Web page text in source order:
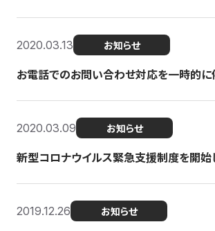
2020.03.13 お知らせ
お電話でのお問い合わせ対応を一時的に
2020.03.09 お知らせ
新型コロナウイルス緊急支援制度を開始
2019.12.26 お知らせ